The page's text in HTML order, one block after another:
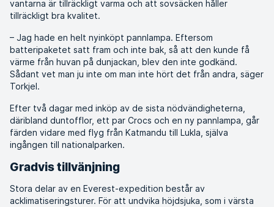
vantarna är tillräckligt varma och att sovsäcken håller
tillräckligt bra kvalitet.
– Jag hade en helt nyinköpt pannlampa. Eftersom
batteripaketet satt fram och inte bak, så att den kunde få
värme från huvan på dunjackan, blev den inte godkänd.
Sådant vet man ju inte om man inte hört det från andra, säger
Torkjel.
Efter två dagar med inköp av de sista nödvändigheterna,
däribland duntofflor, ett par Crocs och en ny pannlampa, går
färden vidare med flyg från Katmandu till Lukla, själva
ingången till nationalparken.
Gradvis tillvänjning
Stora delar av en Everest-expedition består av
acklimatiseringsturer. För att undvika höjdsjuka, som i värsta